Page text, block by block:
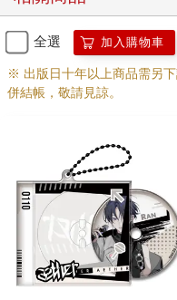
封蕭生搖頭，「我說的差一
莊天然困惑，「什麼？」
「剛才看見你被電鋸指著
的人。」封蕭生若無其事地
莊天然緩緩地轉頭，面無
「卡！卡卡卡！停！重來！」
導演發出怒吼。
攝影棚的工作人員們原本
心臟被吊到嗓子眼，直到
戲。
導演氣急敗壞，「天然啊
動作戲真的沒話說，比替
全選 加入購物車
※ 出版日十年以上商品需另
併結帳，敬請見諒。